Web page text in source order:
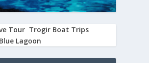
Tour Trogir Boat Trips
Lagoon